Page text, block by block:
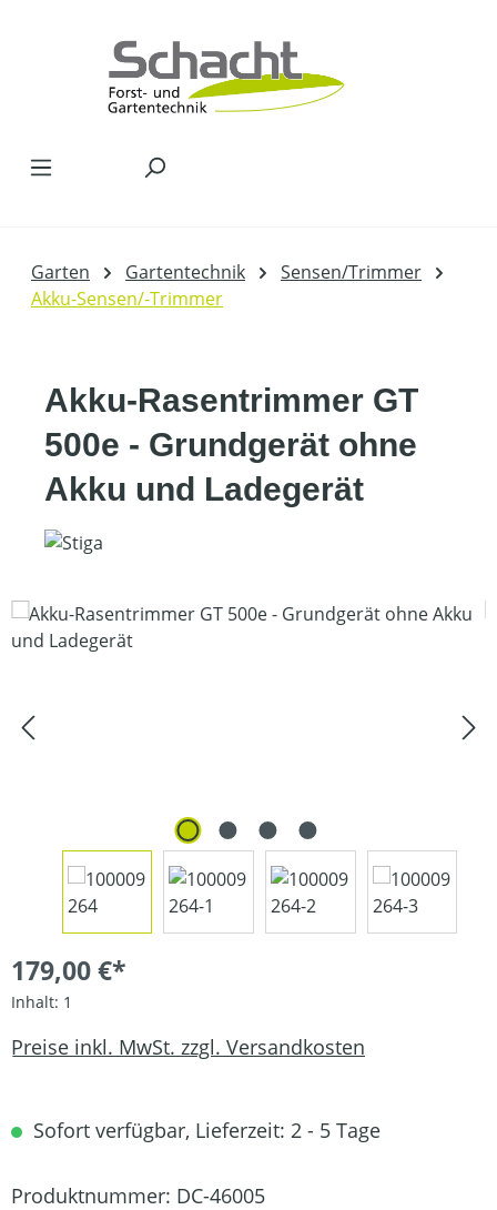
Garten Gartentechnik
Sensen/Trimmer
Akku-Sensen/-Trimmer
Akku-Rasentrimmer GT
500e - Grundgerät ohne
Akku und Ladegerät
Bildergalerie überspringen
179,00 €*
Inhalt: 1
Preise inkl. MwSt. zzgl. Versandkosten
Sofort verfügbar, Lieferzeit: 2 - 5 Tage
Produktnummer: DC-46005